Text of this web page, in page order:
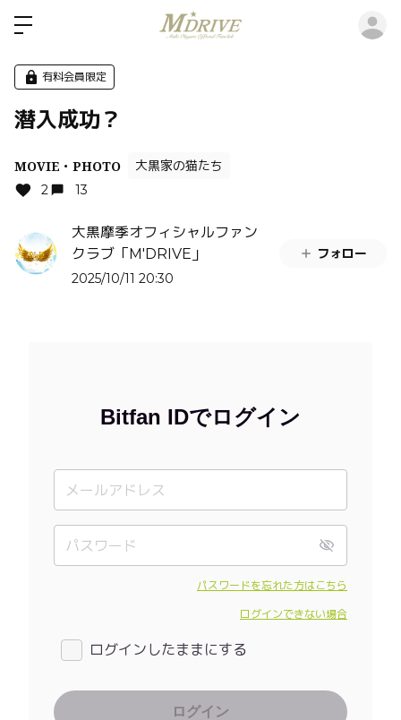
有料会員限定
潜入成功？
MOVIE・PHOTO
大黒家の猫たち
2
13
大黒摩季オフィシャルファン
クラブ「M'DRIVE」
2025/10/11 20:30
フォロー
Bitfan IDでログイン
パスワードを忘れた方はこちら
ログインできない場合
ログインしたままにする